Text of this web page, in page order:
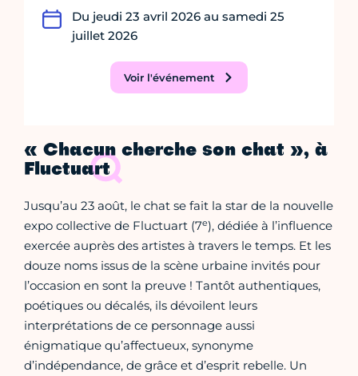
Du jeudi 23 avril 2026 au samedi 25
juillet 2026
Voir l'événement
« Chacun cherche son chat », à
Fluctuart
Jusqu’au 23 août, le chat se fait la star de la nouvelle
expo collective de Fluctuart (7e), dédiée à l’influence
exercée auprès des artistes à travers le temps. Et les
douze noms issus de la scène urbaine invités pour
l’occasion en sont la preuve ! Tantôt authentiques,
poétiques ou décalés, ils dévoilent leurs
interprétations de ce personnage aussi
énigmatique qu’affectueux, synonyme
d’indépendance, de grâce et d’esprit rebelle. Un